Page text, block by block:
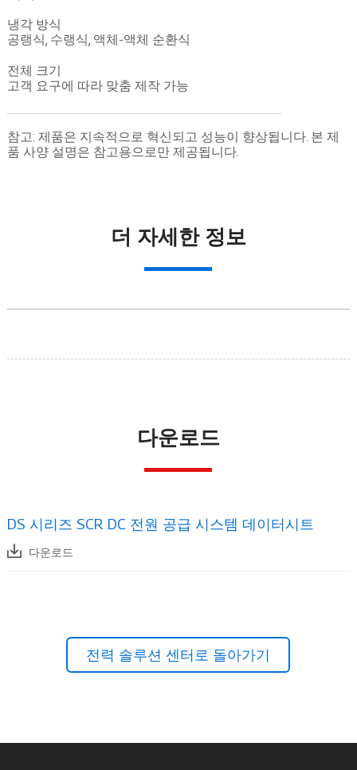
냉각 방식
공랭식, 수랭식, 액체-액체 순환식
전체 크기
고객 요구에 따라 맞춤 제작 가능
참고: 제품은 지속적으로 혁신되고 성능이 향상됩니다. 본 제
품 사양 설명은 참고용으로만 제공됩니다.
더 자세한 정보
다운로드
DS 시리즈 SCR DC 전원 공급 시스템 데이터시트
다운로드
전력 솔루션 센터로 돌아가기